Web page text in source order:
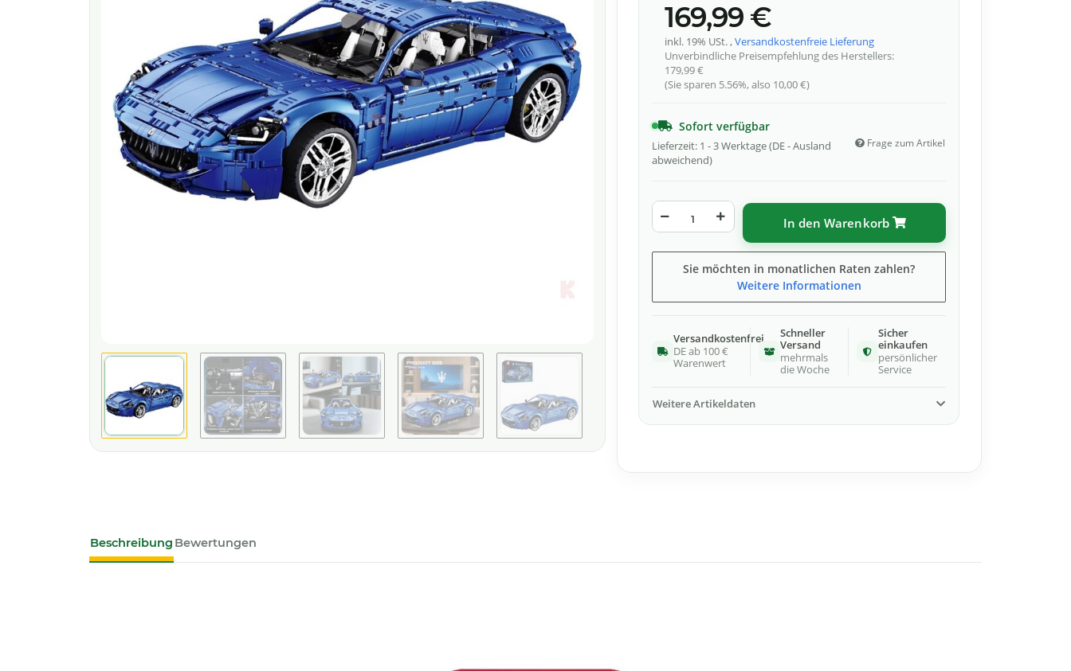
169,99 €
inkl. 19% USt. ,Versandkostenfreie Lieferung
Unverbindliche Preisempfehlung des Herstellers:
179,99 €
(Sie sparen 5.56%, also 10,00 €)
Sofort verfügbar
Lieferzeit: 1 - 3 Werktage(DE - Ausland
abweichend)
Frage zum Artikel
In den Warenkorb
Sie möchten in monatlichen Raten zahlen?
Weitere Informationen
Versandkostenfrei
DE ab 100 €
Warenwert
Schneller
Versand
mehrmals
die Woche
Sicher
einkaufen
persönlicher
Service
Weitere Artikeldaten
Beschreibung Bewertungen